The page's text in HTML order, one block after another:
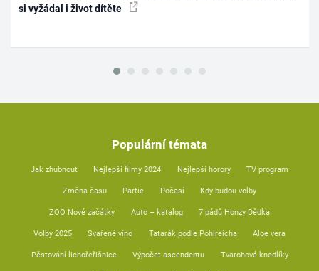
si vyžádal i život dítěte
Populární témata
Jak zhubnout Nejlepší filmy 2024 Nejlepší horory TV program
Změna času Partie Počasí Kdy budou volby
ZOO Nové začátky Auto – katalog 7 pádů Honzy Dědka
Volby 2025 Svařené víno Tatarák podle Pohlreicha Aloe vera
Pěstování lichořeřišnice Výpočet ascendentu Tvarohové knedlíky